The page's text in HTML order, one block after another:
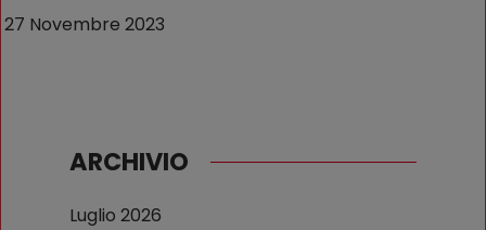
27 Novembre 2023
ARCHIVIO
Luglio 2026